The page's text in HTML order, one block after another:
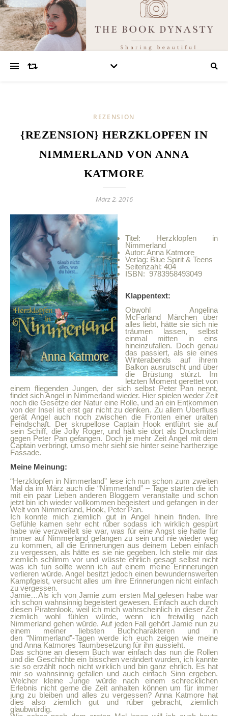
REZENSION
{REZENSION} HERZKLOPFEN IN
NIMMERLAND VON ANNA
KATMORE
März 2, 2016
Titel: Herzklopfen in
Nimmerland
Autor: Anna Katmore
Verlag: Blue Spirit & Teens
Seitenzahl: 404
ISBN: 9783958493049
Klappentext:
Obwohl Angelina
McFarland Märchen über
alles liebt, hätte sie sich nie
träumen lassen, selbst
einmal mitten in eins
hineinzufallen. Doch genau
das passiert, als sie eines
Winterabends auf ihrem
Balkon ausrutscht und über
die Brüstung stürzt. Im
letzten Moment gerettet von
einem fliegenden Jungen, der sich selbst Peter Pan nennt,
findet sich Angel in Nimmerland wieder. Hier spielen weder Zeit
noch die Gesetze der Natur eine Rolle, und an ein Entkommen
von der Insel ist erst gar nicht zu denken. Zu allem Überfluss
gerät Angel auch noch zwischen die Fronten einer uralten
Feindschaft. Der skrupellose Captain Hook entführt sie auf
sein Schiff, die Jolly Roger, und hält sie dort als Druckmittel
gegen Peter Pan gefangen. Doch je mehr Zeit Angel mit dem
Captain verbringt, umso mehr sieht sie hinter seine hartherzige
Fassade.
Meine Meinung:
“Herzklopfen in Nimmerland” lese ich nun schon zum zweiten
Mal da im März auch die “Nimmerland” – Tage starten die ich
mit ein paar Lieben anderen Bloggern veranstalte und schon
jetzt bin ich wieder vollkommen begeistert und gefangen in der
Welt von Nimmerland, Hook, Peter Pan.
Ich konnte mich ziemlich gut in Angel hinein finden. Ihre
Gefühle kamen sehr echt rüber sodass ich wirklich gespürt
habe wie verzweifelt sie war, was für eine Angst sie hatte für
immer auf Nimmerland gefangen zu sein und nie wieder weg
zu kommen, all die Erinnerungen aus deinem Leben einfach
zu vergessen, als hätte es sie nie gegeben. Ich stelle mir das
ziemlich schlimm vor und wüsste ehrlich gesagt selbst nicht
was ich tun sollte wenn ich auf einem meine Erinnerungen
verlieren würde. Angel besitzt jedoch einen bewundernswerten
Kampfgeist, versucht alles um ihre Erinnerungen nicht einfach
zu vergessen.
Jamie…Als ich von Jamie zum ersten Mal gelesen habe war
ich schon wahnsinnig begeistert gewesen. Einfach auch durch
diesen Piratenlook, weil ich mich wahrscheinlich in dieser Zeit
ziemlich wohl fühlen würde, wenn ich freiwillig nach
Nimmerland gehen würde. Auf jeden Fall gehört Jamie nun zu
einem meiner liebsten Buchcharakteren und in
den “Nimmerland”-Tagen werde ich euch zeigen wie meine
und Anna Katmores Taumbesetzung für ihn aussieht.
Das schöne an diesem Buch war einfach das nun die Rollen
und die Geschichte ein bisschen verändert wurden, ich kannte
sie so erzählt noch nicht wirklich und bin ganz ehrlich. Es hat
mir so wahnsinnig gefallen und auch einfach Sinn ergeben.
Welcher kleine Junge würde nach einem schrecklichen
Erlebnis nicht gerne die Zeit anhalten können um für immer
jung zu bleiben und alles zu vergessen? Anna Katmore hat
dies also ziemlich gut und rüber gebracht, ziemlich
glaubwürdig.